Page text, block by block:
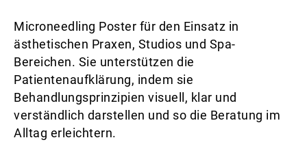
Microneedling Poster für den Einsatz in
ästhetischen Praxen, Studios und Spa-
Bereichen. Sie unterstützen die
Patientenaufklärung, indem sie
Behandlungsprinzipien visuell, klar und
verständlich darstellen und so die Beratung im
Alltag erleichtern.